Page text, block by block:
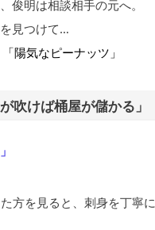
俊明は相談相手の元へ。
見つけて…
陽気なピーナッツ」
吹けば桶屋が儲かる」
方を見ると、刺身を丁寧に